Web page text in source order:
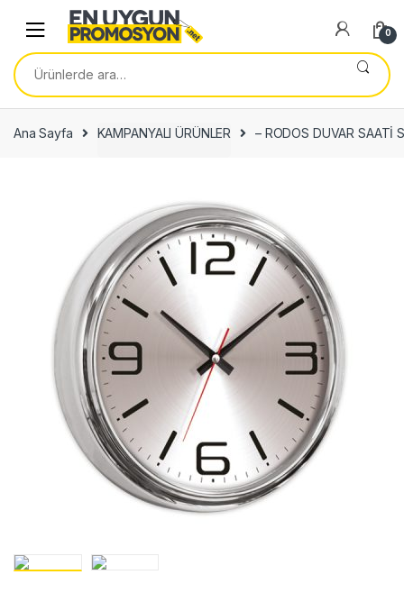
navigation
content
0
Ara:
Ana Sayfa KAMPANYALI ÜRÜNLER – RODOS DUVAR SAATİ